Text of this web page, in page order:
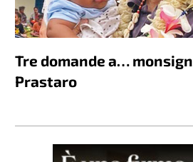
Tre domande a…
Prastaro